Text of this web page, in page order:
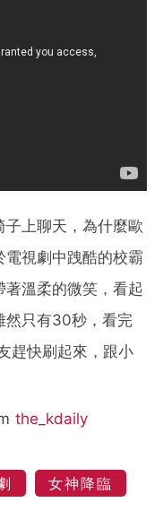
上聊天，為什麼歐
視劇中跩酷的校霸
溫柔的微笑，看起
然只有30秒，看完
趕快刷起來，跟小
the_kdaily
女神降臨